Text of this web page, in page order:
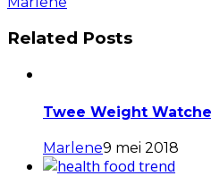
Related Posts
Twee Weight
Marlene9 mei 2018